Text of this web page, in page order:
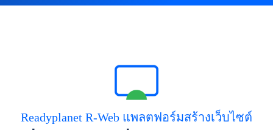
Readyplanet R-Web แพลตฟอร์มสร้างเว็บไซต์